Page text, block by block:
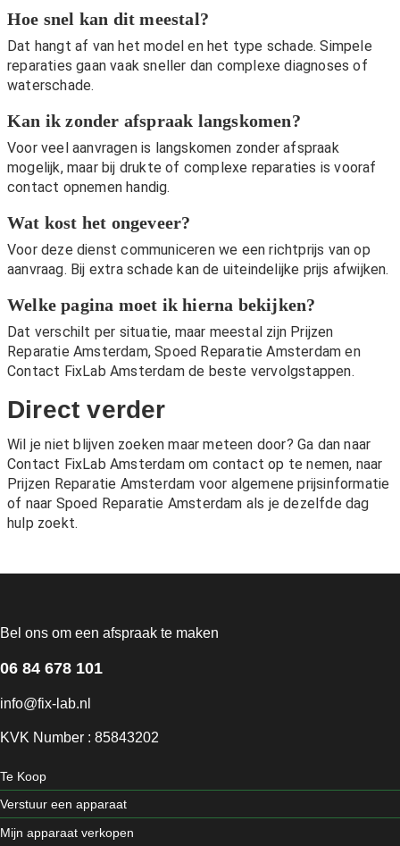
Hoe snel kan dit meestal?
Dat hangt af van het model en het type schade. Simpele
reparaties gaan vaak sneller dan complexe diagnoses of
waterschade.
Kan ik zonder afspraak langskomen?
Voor veel aanvragen is langskomen zonder afspraak
mogelijk, maar bij drukte of complexe reparaties is vooraf
contact opnemen handig.
Wat kost het ongeveer?
Voor deze dienst communiceren we een richtprijs van op
aanvraag. Bij extra schade kan de uiteindelijke prijs afwijken.
Welke pagina moet ik hierna bekijken?
Dat verschilt per situatie, maar meestal zijn Prijzen
Reparatie Amsterdam,Spoed Reparatie Amsterdam en
Contact FixLab Amsterdamde beste vervolgstappen.
Direct verder
Wil je niet blijven zoeken maar meteen door? Ga dan naar
Contact FixLab Amsterdamom contact op te nemen, naar
Prijzen Reparatie Amsterdam voor algemene prijsinformatie
of naar Spoed Reparatie Amsterdam als je dezelfde dag
hulp zoekt.
Bel ons om een afspraak te maken
06 84 678 101
info@fix-lab.nl
KVK Number : 85843202
Te Koop
Verstuur een apparaat
Mijn apparaat verkopen